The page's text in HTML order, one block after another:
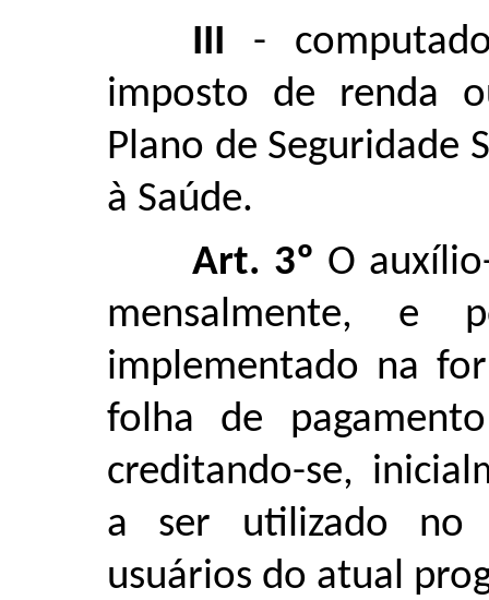
III -
imposto de renda
Plano de Seguridade
à Saúde.
Art. 3º O
mensalmente, e
implementado na
folha de
creditando-se,
a ser utilizado no
usuários do atual